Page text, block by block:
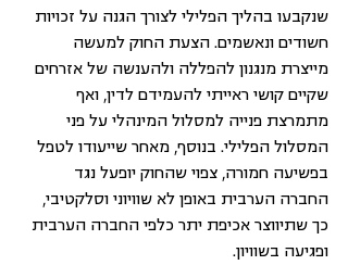
שנקבעו בהליך הפלילי לצורך הגנה על זכויות
חשודים ונאשמים. הצעת החוק למעשה
מייצרת מנגנון להפללה ולהענשה של אזרחים
שקיים קושי ראייתי להעמידם לדין, ואף
מתמרצת פנייה למסלול המינהלי על פני
המסלול הפלילי. בנוסף, מאחר שייעודו לטפל
בפשיעה חמורה, צפוי שהחוק יופעל נגד
החברה הערבית באופן לא שוויוני וסלקטיבי,
כך שתיווצר אכיפת יתר כלפי החברה הערבית
ופגיעה בשוויון.